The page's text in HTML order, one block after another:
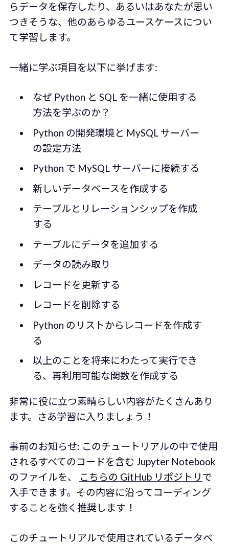
らデータを保存したり、あるいはあなたが思い
つきそうな、他のあらゆるユースケースについ
て学習します。
一緒に学ぶ項目を以下に挙げます:
なぜ Python と SQL を一緒に使用する
方法を学ぶのか？
Python の開発環境と MySQL サーバー
の設定方法
Python で MySQL サーバーに接続する
新しいデータベースを作成する
テーブルとリレーションシップを作成
する
テーブルにデータを追加する
データの読み取り
レコードを更新する
レコードを削除する
Python のリストからレコードを作成す
る
以上のことを将来にわたって実行でき
る、再利用可能な関数を作成する
非常に役に立つ素晴らしい内容がたくさんあり
ます。さあ学習に入りましょう！
事前のお知らせ: このチュートリアルの中で使用
されるすべてのコードを含む Jupyter Notebook
のファイルを、
こちらの GitHub リポジトリ で
入手できます。その内容に沿ってコーディング
することを強く推奨します！
このチュートリアルで使用されているデータベ